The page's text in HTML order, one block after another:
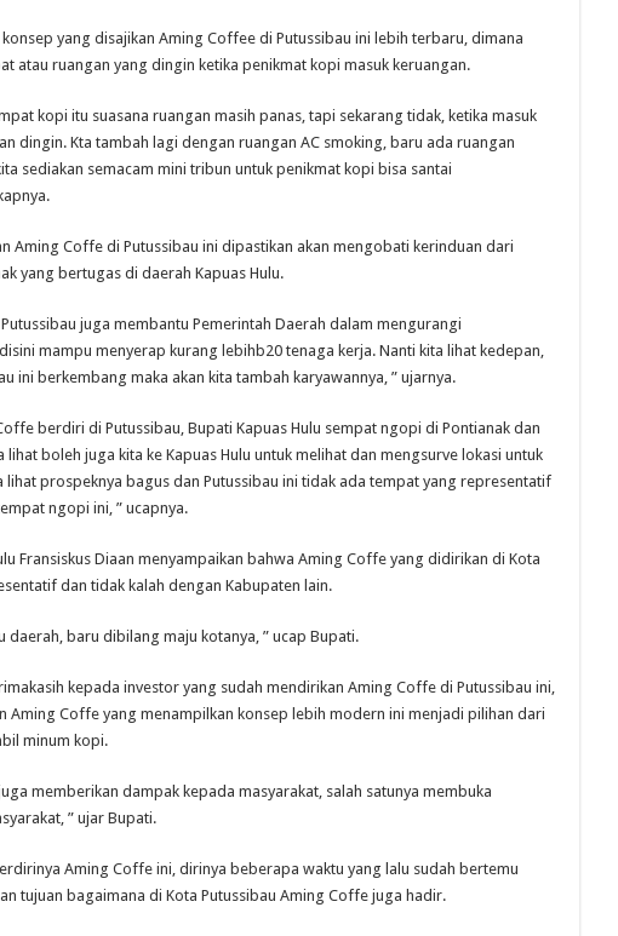
yang disajikan Aming Coffee di Putussibau ini lebih terbaru, dimana
atau ruangan yang dingin ketika penikmat kopi masuk keruangan.
kopi itu suasana ruangan masih panas, tapi sekarang tidak, ketika masuk
dingin. Kta tambah lagi dengan ruangan AC smoking, baru ada ruangan
sediakan semacam mini tribun untuk penikmat kopi bisa santai
Aming Coffe di Putussibau ini dipastikan akan mengobati kerinduan dari
yang bertugas di daerah Kapuas Hulu.
juga membantu Pemerintah Daerah dalam mengurangi
mampu menyerap kurang lebihb20 tenaga kerja. Nanti kita lihat kedepan,
ini berkembang maka akan kita tambah karyawannya, ” ujarnya.
berdiri di Putussibau, Bupati Kapuas Hulu sempat ngopi di Pontianak dan
boleh juga kita ke Kapuas Hulu untuk melihat dan mengsurve lokasi untuk
lihat prospeknya bagus dan Putussibau ini tidak ada tempat yang representatif
ngopi ini, ” ucapnya.
Fransiskus Diaan menyampaikan bahwa Aming Coffe yang didirikan di Kota
dan tidak kalah dengan Kabupaten lain.
daerah, baru dibilang maju kotanya, ” ucap Bupati.
kepada investor yang sudah mendirikan Aming Coffe di Putussibau ini,
Aming Coffe yang menampilkan konsep lebih modern ini menjadi pilihan dari
minum kopi.
memberikan dampak kepada masyarakat, salah satunya membuka
” ujar Bupati.
Aming Coffe ini, dirinya beberapa waktu yang lalu sudah bertemu
tujuan bagaimana di Kota Putussibau Aming Coffe juga hadir.